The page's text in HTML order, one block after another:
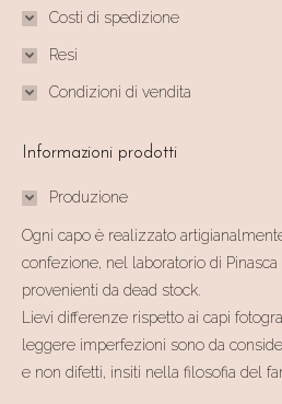
Costi di spedizione
Resi
Condizioni di vendita
Informazioni prodotti
Produzione
Ogni capo è realizzato
confezione, nel laboratorio di Pinasca
provenienti da dead stock.
Lievi differenze rispetto ai capi
leggere imperfezioni sono da
e non difetti, insiti nella filosofia del